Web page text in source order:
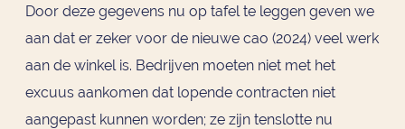
Door deze gegevens nu op tafel te leggen geven we
aan dat er zeker voor de nieuwe cao (2024) veel werk
aan de winkel is. Bedrijven moeten niet met het
excuus aankomen dat lopende contracten niet
aangepast kunnen worden; ze zijn tenslotte nu